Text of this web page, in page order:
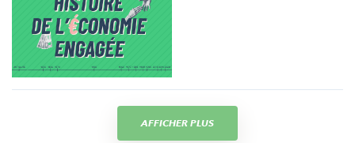
AFFICHER PLUS